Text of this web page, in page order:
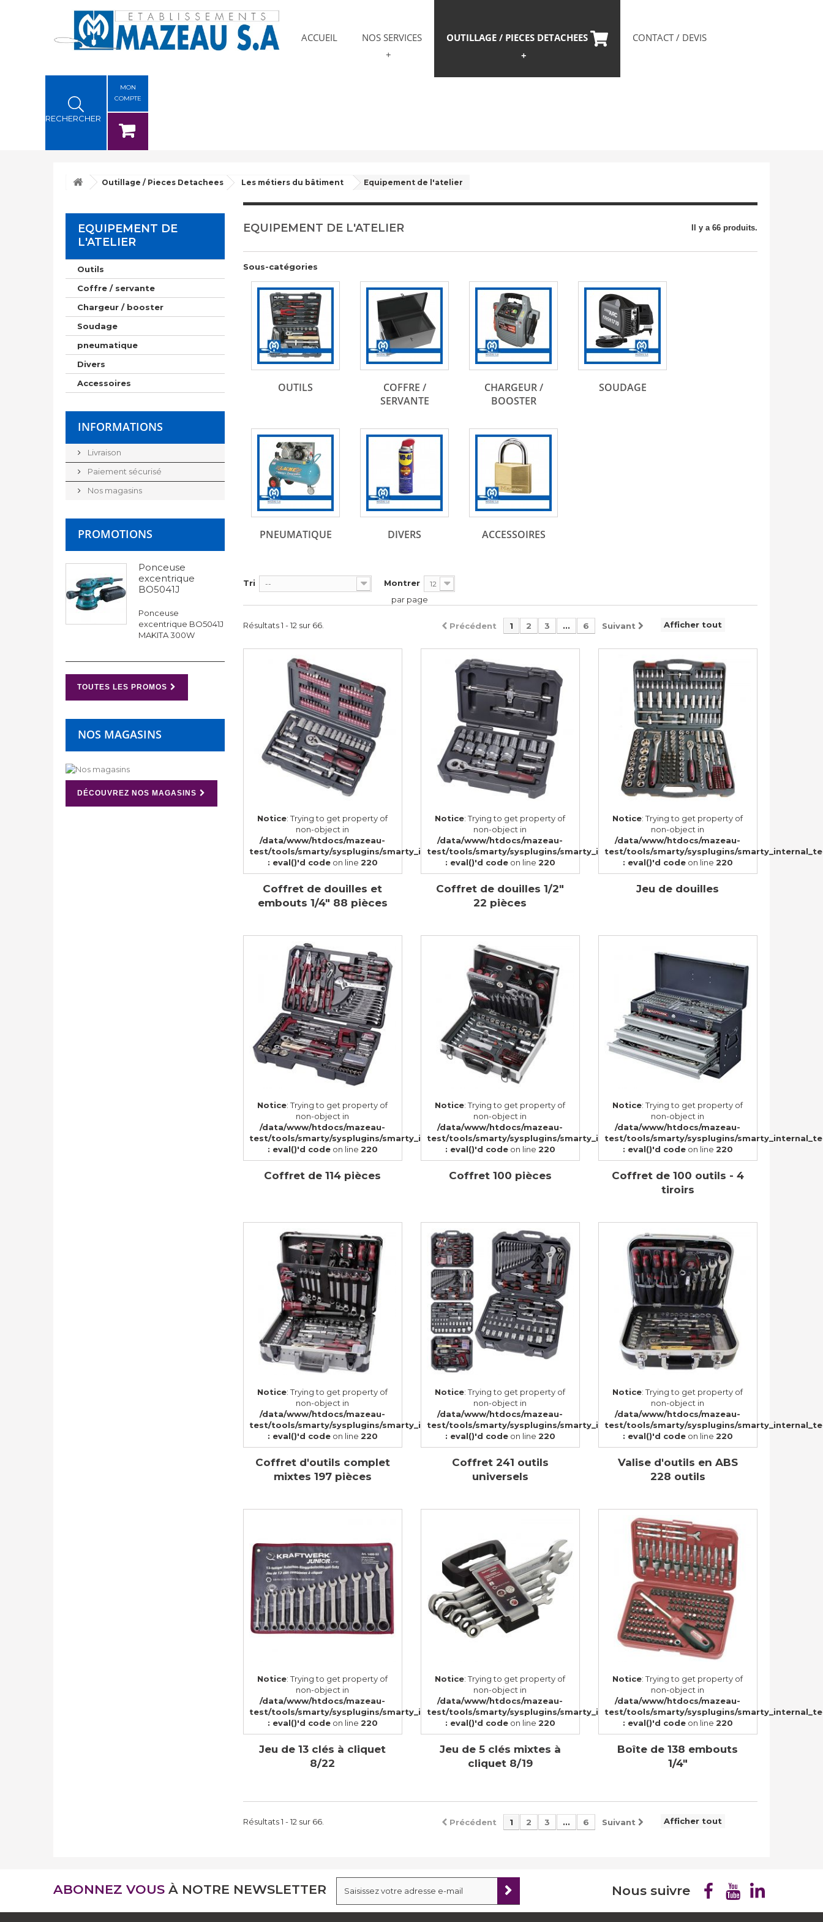
ACCUEIL NOS SERVICES OUTILLAGE / PIECES DETACHEES CONTACT / DEVIS
RECHERCHER
MON
COMPTE
Outillage / Pieces Detachees Les métiers du bâtiment Equipement de l'atelier
EQUIPEMENT DE
L'ATELIER
Outils
Coffre / servante
Chargeur / booster
Soudage
pneumatique
Divers
Accessoires
INFORMATIONS
Livraison
Paiement sécurisé
Nos magasins
PROMOTIONS
Ponceuse
excentrique
BO5041J
Ponceuse
excentrique BO5041J
MAKITA 300W
TOUTES LES PROMOS
NOS MAGASINS
DÉCOUVREZ NOS MAGASINS
EQUIPEMENT DE L'ATELIER Il y a 66 produits.
Sous-catégories
OUTILS
COFFRE /
SERVANTE
CHARGEUR /
BOOSTER
SOUDAGE
PNEUMATIQUE DIVERS ACCESSOIRES
Tri -- Montrer 12
par page
Afficher tout
Précédent 1 2 3 ... 6 Suivant
Résultats 1 - 12 sur 66.
Notice: Trying to get property of
non-object in
/data/www/htdocs/mazeau-
test/tools/smarty/sysplugins/smarty_internal_templatebase.php(157)
: eval()'d codeon line 220
Coffret de douilles et
embouts 1/4" 88 pièces
Notice: Trying to get property of
non-object in
/data/www/htdocs/mazeau-
test/tools/smarty/sysplugins/smarty_internal_templatebase.php(157)
: eval()'d codeon line 220
Coffret de douilles 1/2"
22 pièces
Notice: Trying to get property of
non-object in
/data/www/htdocs/mazeau-
test/tools/smarty/sysplugins/
: eval()'d codeon line 220
Jeu de douilles
Notice: Trying to get property of
non-object in
/data/www/htdocs/mazeau-
test/tools/smarty/sysplugins/smarty_internal_templatebase.php(157)
: eval()'d codeon line 220
Coffret de 114 pièces
Notice: Trying to get property of
non-object in
/data/www/htdocs/mazeau-
test/tools/smarty/sysplugins/smarty_internal_templatebase.php(157)
: eval()'d codeon line 220
Coffret 100 pièces
Notice: Trying to get property of
non-object in
/data/www/htdocs/mazeau-
test/tools/smarty/sysplugins/
: eval()'d codeon line 220
Coffret de 100 outils - 4
tiroirs
Notice: Trying to get property of
non-object in
/data/www/htdocs/mazeau-
test/tools/smarty/sysplugins/smarty_internal_templatebase.php(157)
: eval()'d codeon line 220
Coffret d'outils complet
mixtes 197 pièces
Notice: Trying to get property of
non-object in
/data/www/htdocs/mazeau-
test/tools/smarty/sysplugins/smarty_internal_templatebase.php(157)
: eval()'d codeon line 220
Coffret 241 outils
universels
Notice: Trying to get property of
non-object in
/data/www/htdocs/mazeau-
test/tools/smarty/sysplugins/
: eval()'d codeon line 220
Valise d'outils en ABS
228 outils
Notice: Trying to get property of
non-object in
/data/www/htdocs/mazeau-
test/tools/smarty/sysplugins/smarty_internal_templatebase.php(157)
: eval()'d codeon line 220
Jeu de 13 clés à cliquet
8/22
Notice: Trying to get property of
non-object in
/data/www/htdocs/mazeau-
test/tools/smarty/sysplugins/smarty_internal_templatebase.php(157)
: eval()'d codeon line 220
Jeu de 5 clés mixtes à
cliquet 8/19
Notice: Trying to get property of
non-object in
/data/www/htdocs/mazeau-
test/tools/smarty/sysplugins/
: eval()'d codeon line 220
Boîte de 138 embouts
1/4"
Afficher tout
Précédent 1 2 3 ... 6 Suivant
Résultats 1 - 12 sur 66.
ABONNEZ VOUS À NOTRE NEWSLETTER Nous suivre